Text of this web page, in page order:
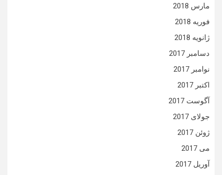
مارس 2018
فوریه 2018
ژانویه 2018
دسامبر 2017
نوامبر 2017
اکتبر 2017
آگوست 2017
جولای 2017
ژوئن 2017
می 2017
آوریل 2017